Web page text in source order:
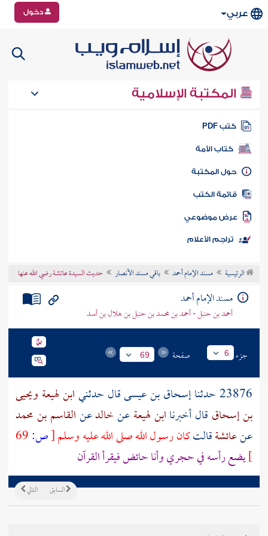
عربي دخول
المكتبة الإسلامية
كتب PDF
كتاب الأمة
المكتبة
الكتب
موضوعي
تراجم الأعلام
الرئيسية مسند الإمام أحمد باقي مسند الأنصار حديث السيدة عائشة رضي الله عنها
مسند الإمام أحمد
أحمد بن حنبل - أحمد بن محمد بن حنبل بن هلال بن أسد
جزء 6 صفحة 69
23876 حدثنا إسحاق بن عيسىقال حدثنيابن لهيعة ويحيى
بن إسحاق قال أخبرناابن لهيعةعنخالدعنالقاسم بن محمد
عنعائشةقالتكان رسول الله صلى الله عليه وسلم[ص:69
]يضع رأسه في حجري وأنا حائض فيقرأ القرآن
التالي السابق